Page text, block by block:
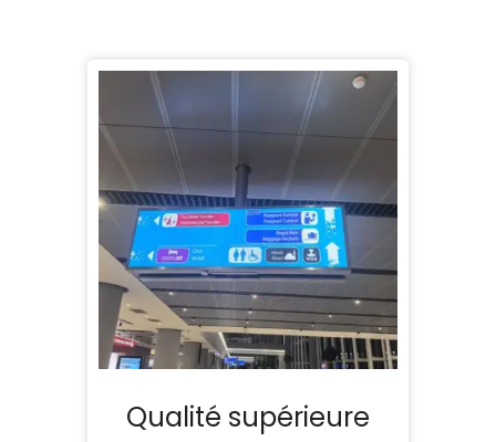
Qualité supérieure